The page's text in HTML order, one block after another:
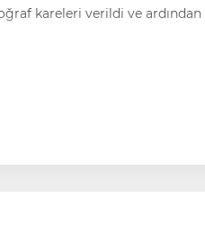
kareleri verildi ve